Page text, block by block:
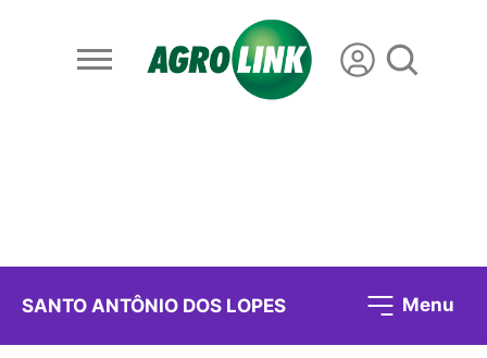
SANTO ANTÔNIO DOS LOPES Menu